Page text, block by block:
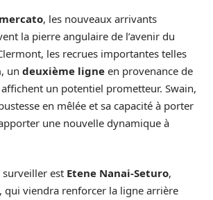
mercato, les nouveaux arrivants
la pierre angulaire de l’avenir du
les recrues importantes telles
, un deuxième ligne en provenance de
un potentiel prometteur. Swain,
en mêlée et sa capacité à porter
une nouvelle dynamique à
est Etene Nanai-Seturo,
qui viendra renforcer la ligne arrière